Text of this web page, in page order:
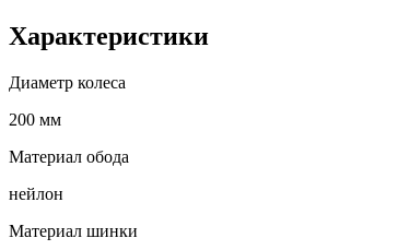
Характеристики
Диаметр колеса
200 мм
Материал обода
нейлон
Материал шинки